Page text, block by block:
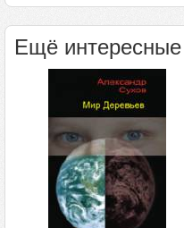
Ещё интересные